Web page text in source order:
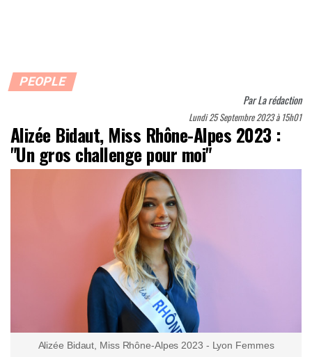
PEOPLE
ParLa rédaction
Lundi 25 Septembre 2023 à 15h01
Alizée Bidaut, Miss Rhône-Alpes 2023 :
"Un gros challenge pour moi"
Alizée Bidaut, Miss Rhône-Alpes 2023 - Lyon Femmes